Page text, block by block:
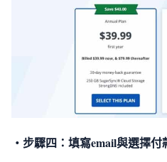
・步驟四：填寫email與選擇付